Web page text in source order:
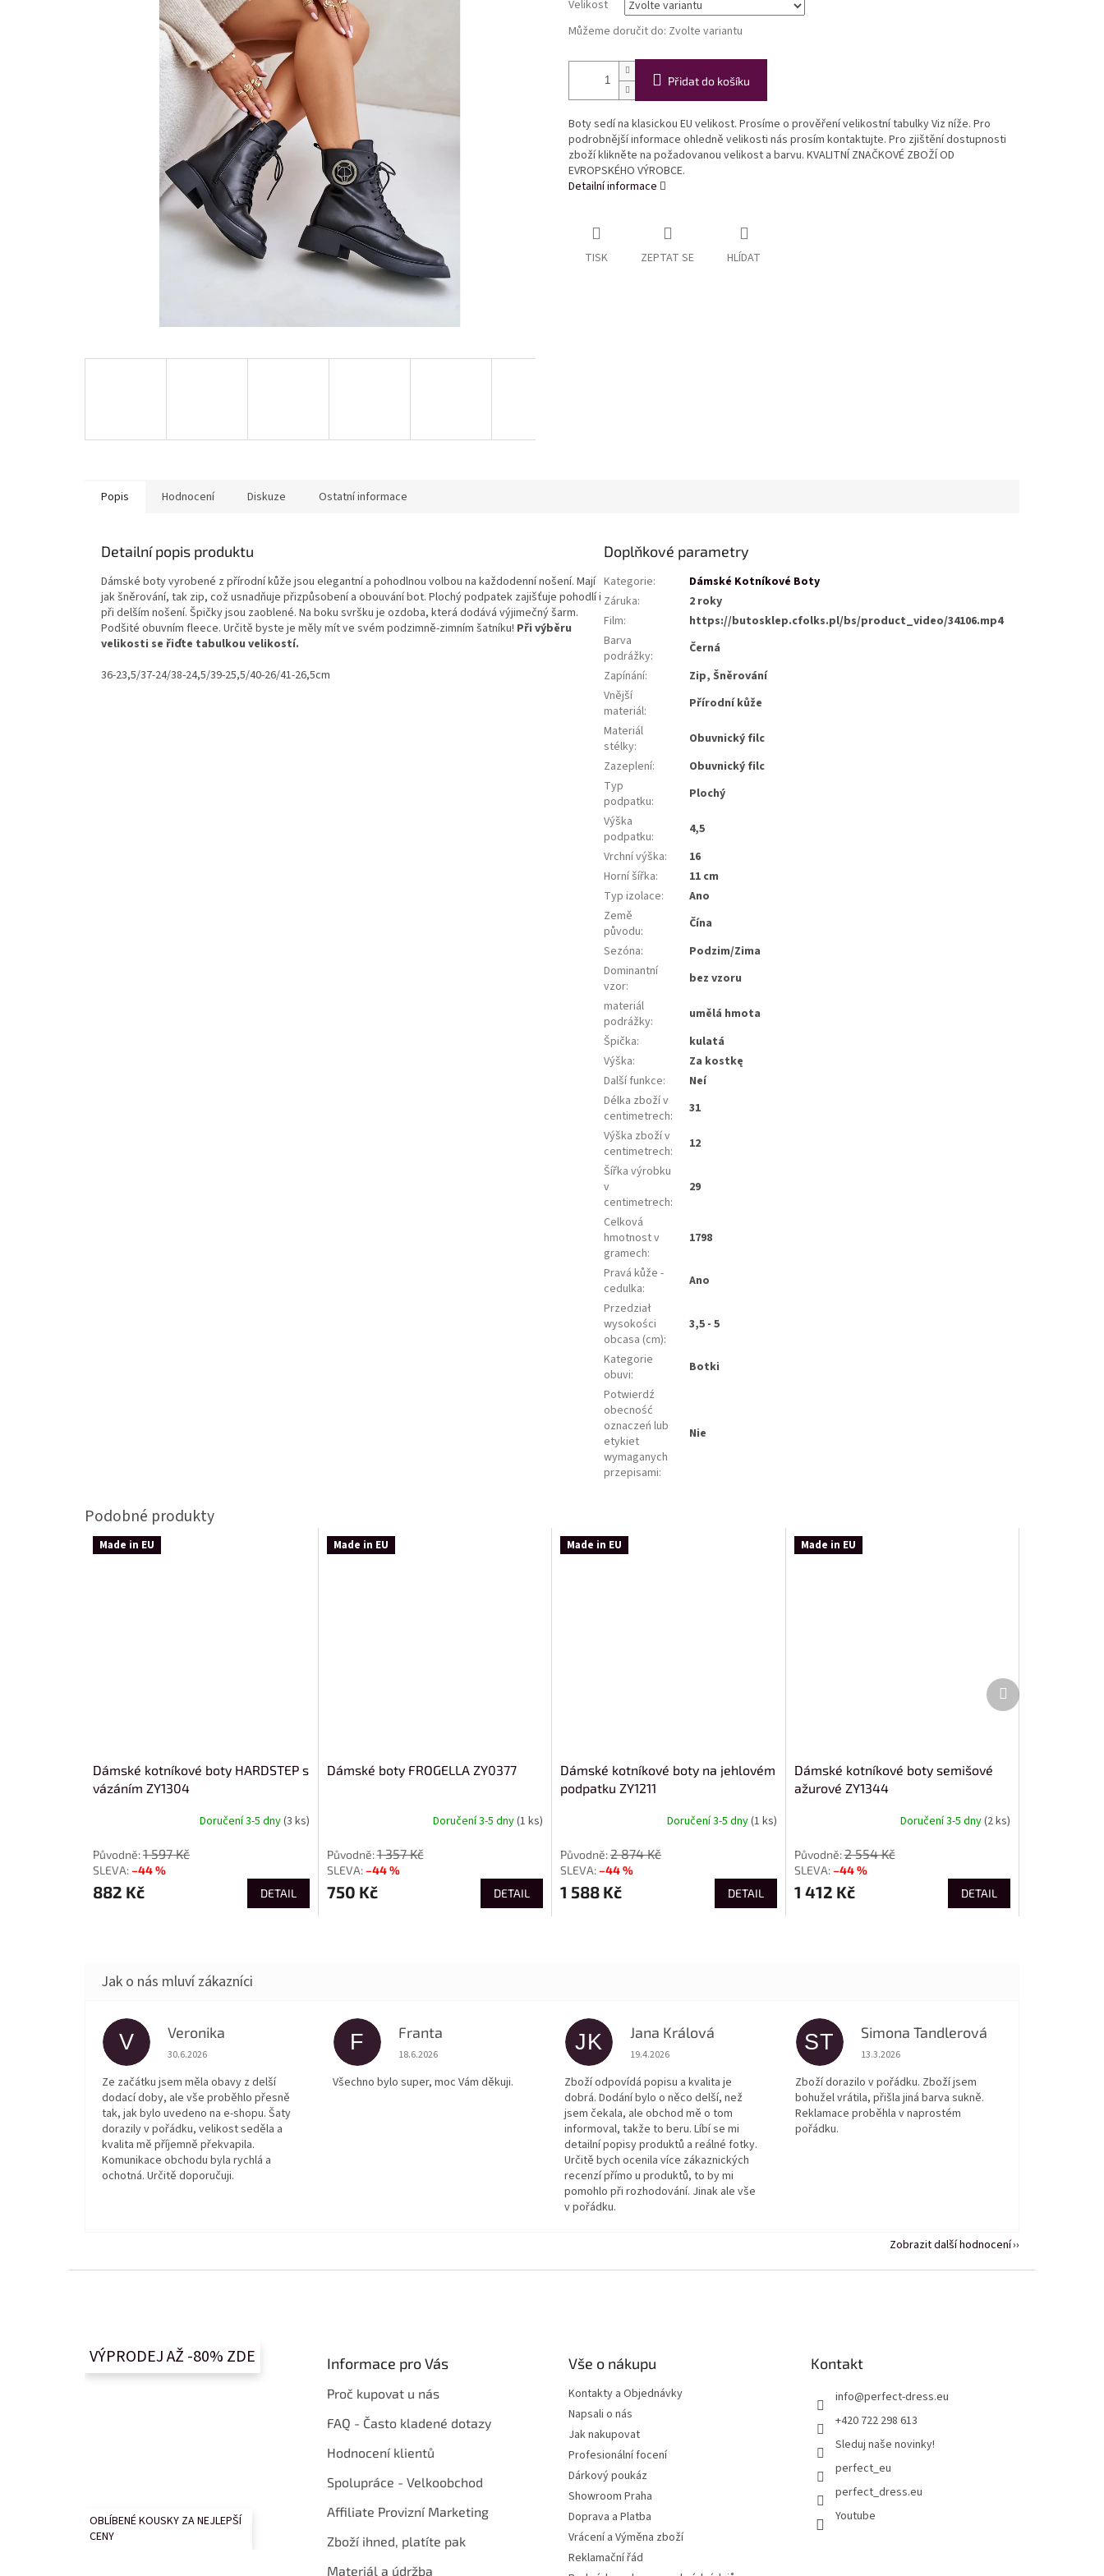
Velikost
Můžeme doručit do: Zvolte variantu
Přidat do košíku
Boty sedí na klasickou EU velikost. Prosíme o prověření velikostní tabulky Viz níže. Pro
podrobnější informace ohledně velikosti nás prosím kontaktujte. Pro zjištění dostupnosti
zboží klikněte na požadovanou velikost a barvu. KVALITNÍ ZNAČKOVÉ ZBOŽÍ OD
EVROPSKÉHO VÝROBCE.
Detailní informace
TISK ZEPTAT SE HLÍDAT
Popis Hodnocení Diskuze Ostatní informace
Detailní popis produktu
Dámské boty vyrobené z přírodní kůže jsou elegantní a pohodlnou volbou na každodenní nošení. Mají
jak šněrování, tak zip, což usnadňuje přizpůsobení a obouvání bot. Plochý podpatek zajišťuje pohodlí i
při delším nošení. Špičky jsou zaoblené. Na boku svršku je ozdoba, která dodává výjimečný šarm.
Podšité obuvním fleece. Určitě byste je měly mít ve svém podzimně-zimním šatníku! Při výběru
velikosti se řiďte tabulkou velikostí.
36-23,5/37-24/38-24,5/39-25,5/40-26/41-26,5cm
Doplňkové parametry
Kategorie:
Dámské Kotníkové Boty
Záruka:
2 roky
Film:
https://butosklep.cfolks.pl/bs/product_video/34106.mp4
Barva
podrážky:
Černá
Zapínání:
Zip, Šněrování
Vnější
materiál:
Přírodní kůže
Materiál
stélky:
Obuvnický filc
Zazeplení:
Obuvnický filc
Typ
podpatku:
Plochý
Výška
podpatku:
4,5
Vrchní výška:
16
Horní šířka:
11 cm
Typ izolace:
Ano
Země
původu:
Čína
Sezóna:
Podzim/Zima
Dominantní
vzor:
bez vzoru
materiál
podrážky:
umělá hmota
Špička:
kulatá
Výška:
Za kostkę
Další funkce:
Neí
Délka zboží v
centimetrech:
31
Výška zboží v
centimetrech:
12
Šířka výrobku
v
centimetrech:
29
Celková
hmotnost v
gramech:
1798
Pravá kůže -
cedulka:
Ano
Przedział
wysokości
obcasa (cm):
3,5 - 5
Kategorie
obuvi:
Botki
Potwierdź
obecność
oznaczeń lub
etykiet
wymaganych
przepisami:
Nie
Made in EU
Dámské kotníkové boty HARDSTEP s
vázáním ZY1304
Doručení 3-5 dny(3 ks)
1 597 Kč
–44 %
882 Kč DETAIL
Made in EU
Dámské boty FROGELLA ZY0377
Doručení 3-5 dny(1 ks)
1 357 Kč
–44 %
750 Kč DETAIL
Made in EU
Dámské kotníkové boty na jehlovém
podpatku ZY1211
Doručení 3-5 dny(1 ks)
2 874 Kč
–44 %
1 588 Kč DETAIL
Made in EU
Dámské kotníkové boty semišové
ažurové ZY1344
Doručení 3-5 dny(2 ks)
2 554 Kč
–44 %
1 412 Kč DETAIL
Další
produkt
V Veronika
Hodnocení obchodu je 5 z 5 hvězdiček.
30.6.2026
Ze začátku jsem měla obavy z delší
dodací doby, ale vše proběhlo přesně
tak, jak bylo uvedeno na e-shopu. Šaty
dorazily v pořádku, velikost seděla a
kvalita mě příjemně překvapila.
Komunikace obchodu byla rychlá a
ochotná. Určitě doporučuji.
F Franta
Hodnocení obchodu je 5 z 5 hvězdiček.
18.6.2026
Všechno bylo super, moc Vám děkuji.
JK Jana Králová
Hodnocení obchodu je 5 z 5 hvězdiček.
19.4.2026
Zboží odpovídá popisu a kvalita je
dobrá. Dodání bylo o něco delší, než
jsem čekala, ale obchod mě o tom
informoval, takže to beru. Líbí se mi
detailní popisy produktů a reálné fotky.
Určitě bych ocenila více zákaznických
recenzí přímo u produktů, to by mi
pomohlo při rozhodování. Jinak ale vše
v pořádku.
ST Simona Tandlerová
Hodnocení obchodu je 5 z 5 hvězdiček.
13.3.2026
Zboží dorazilo v pořádku. Zboží jsem
bohužel vrátila, přišla jiná barva sukně.
Reklamace proběhla v naprostém
pořádku.
Zobrazit další hodnocení
VÝPRODEJ AŽ -80% ZDE
OBLÍBENÉ KOUSKY ZA NEJLEPŠÍ
CENY
Informace pro Vás
Proč kupovat u nás
FAQ - Často kladené dotazy
Hodnocení klientů
Spolupráce - Velkoobchod
Affiliate Provizní Marketing
Zboží ihned, platíte pak
Materiál a údržba
Vše o nákupu
Kontakty a Objednávky
Napsali o nás
Jak nakupovat
Profesionální focení
Dárkový poukáz
Showroom Praha
Doprava a Platba
Vrácení a Výměna zboží
Reklamační řád
Kontakt
info@perfect-dress.eu
+420 722 298 613
Sleduj naše novinky!
perfect_eu
perfect_dress.eu
Youtube